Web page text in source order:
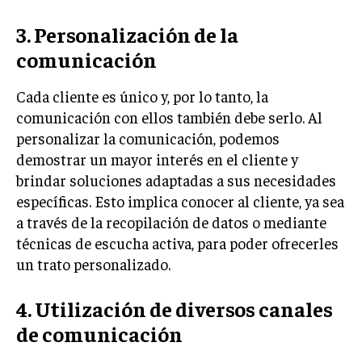
EMPRESAS FAMILIARES Y SUCESIÓN
GESTIÓN DEL RIESGO EMPRESARIAL
DERECHO EMPRESARIAL Y REGULACIONES
ÉXITO EMPRESARIAL Y CASOS DE ESTUDIO
GOBIERNO CORPORATIVO
NEGOCIOS
ESTRATEGIAS DE NEGOCIOS
MARKETING B2B
FRANQUICIAS
3. Personalización de la
comunicación
Cada cliente es único y, por lo tanto, la
comunicación con ellos también debe serlo. Al
personalizar la comunicación, podemos
demostrar un mayor interés en el cliente y
brindar soluciones adaptadas a sus necesidades
específicas. Esto implica conocer al cliente, ya sea
a través de la recopilación de datos o mediante
técnicas de escucha activa, para poder ofrecerles
un trato personalizado.
4. Utilización de diversos canales
de comunicación